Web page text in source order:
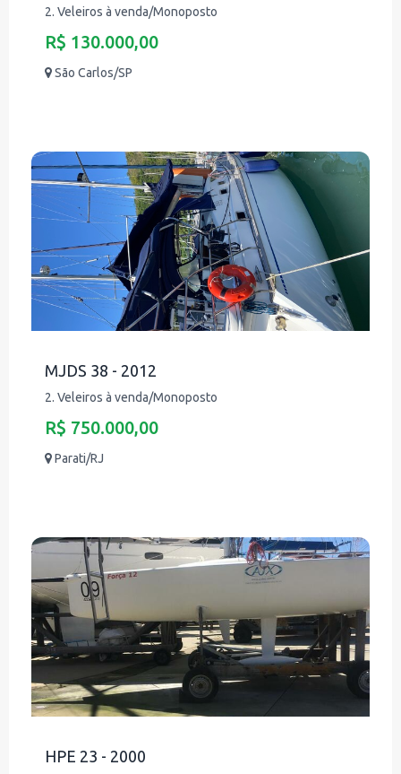
2. Veleiros à venda/Monoposto
R$ 130.000,00
São Carlos/SP
MJDS 38 - 2012
2. Veleiros à venda/Monoposto
R$ 750.000,00
Parati/RJ
HPE 23 - 2000